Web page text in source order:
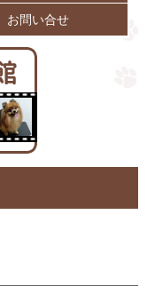
お問い合せ